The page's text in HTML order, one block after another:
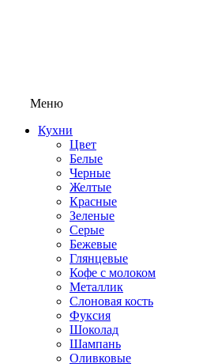
Меню
Кухни
Цвет
Белые
Черные
Желтые
Красные
Зеленые
Серые
Бежевые
Глянцевые
Кофе с молоком
Металлик
Слоновая кость
Фуксия
Шоколад
Шампань
Оливковые